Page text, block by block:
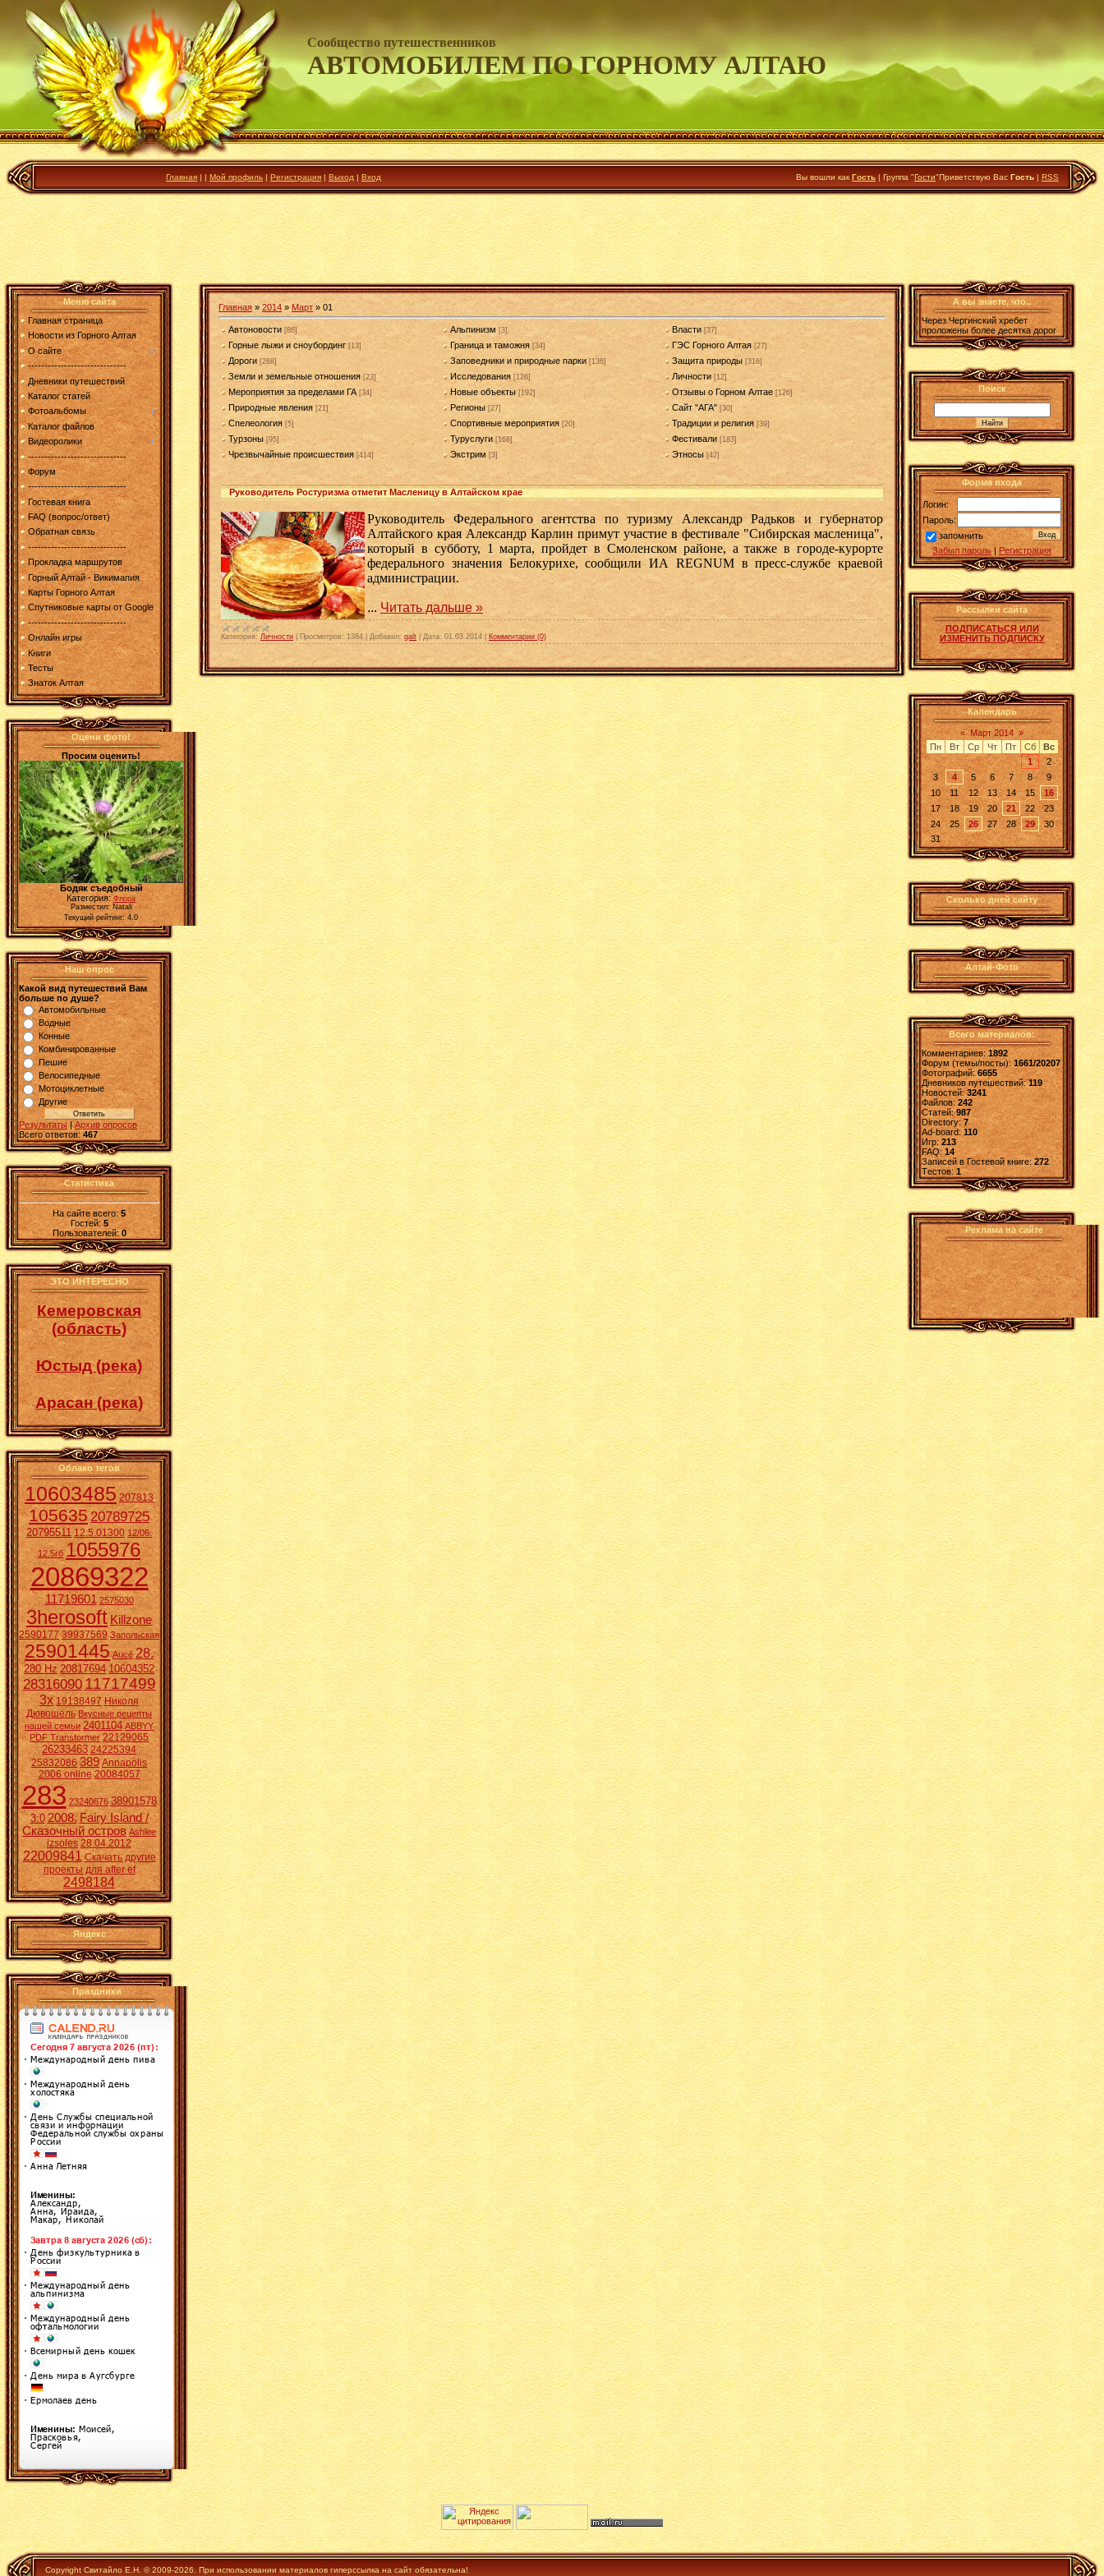
Сообщество путешественников
АВТОМОБИЛЕМ ПО ГОРНОМУ АЛТАЮ
Главная | | Мой профиль | Регистрация | Выход | Вход Вы вошли как Гость | Группа "Гости"Приветствую Вас Гость | RSS
Меню сайта
Главная страница
Новости из Горного Алтая
О сайте
------------------------------
Дневники путешествий
Каталог статей
Фотоальбомы
Каталог файлов
Видеоролики
------------------------------
Форум
------------------------------
Гостевая книга
FAQ (вопрос/ответ)
Обратная связь
------------------------------
Прокладка маршрутов
Горный Алтай - Викимапия
Карты Горного Алтая
Спутниковые карты от Google
------------------------------
Онлайн игры
Книги
Тесты
Знаток Алтая
Оцени фото!
Просим оценить!
Бодяк съедобный
Категория:Флора
Разместил: Natali
Текущий рейтинг: 4.0
Наш опрос
Какой вид путешествий Вам
больше по душе?
Автомобильные
Водные
Конные
Комбинированные
Пешие
Велосипедные
Мотоциклетные
Другие
Результаты |Архив опросов
Всего ответов: 467
Статистика
На сайте всего:5
Гостей:5
Пользователей: 0
ЭТО ИНТЕРЕСНО
Кемеровская
(область)
Юстыд (река)
Арасан (река)
Облако тегов
10603485 207813
10563520789725
20795511 12.5.01300 12/06.
12.5гб 1055976
20869322
11719601 2575030
3herosoft Killzone
2590177 39937569 Запольская
25901445 Aucē 28.
280 Hz 20817694 10604352
2831609011717499
3x 19138497 Николя
Дювошель Вкусные рецепты
нашей семьи 2401104 ABBYY
PDF Transformer 22129065
26233463 24225394
25832086 389 Annapolis
2006 online 20084057
283 23240676 38901578
3:0 2008. Fairy Island /
Сказочный остров Ashlee
izsoles 28.04.2012
22009841 Скачать другие
проекты для after ef
2498184
Яндекс
Праздники
Главная » 2014 » Март » 01
Автоновости [86] Альпинизм [3] Власти [37]
Горные лыжи и сноубординг [13] Граница и таможня [34] ГЭС Горного Алтая [27]
Дороги [268] Заповедники и природные парки [136] Защита природы [316]
Земли и земельные отношения [23] Исследования [126] Личности [12]
Мероприятия за пределами ГА [34] Новые объекты [192] Отзывы о Горном Алтае [126]
Природные явления [21] Регионы [27] Сайт "АГА" [30]
Спелеология [5] Спортивные мероприятия [20] Традиции и религия [39]
Турзоны [95] Туруслуги [168] Фестивали [183]
Чрезвычайные происшествия [414] Экстрим [3] Этносы [42]
Руководитель Ростуризма отметит Масленицу в Алтайском крае
Руководитель Федерального агентства по туризму Александр Радьков и губернатор
Алтайского края Александр Карлин примут участие в фестивале "Сибирская масленица",
который в субботу, 1 марта, пройдет в Смоленском районе, а также в городе-курорте
федерального значения Белокурихе, сообщили ИА REGNUM в пресс-службе краевой
администрации.
... Читать дальше »
Категория: Личности Просмотров: 1384 Добавил: galt Дата: 01.03.2014 Комментарии (0)
А вы знаете, что..
Через Чергинский хребет
проложены более десятка дорог
Поиск
Форма входа
Логин:
Пароль:
запомнить
Забыл пароль | Регистрация
Рассылки сайта
ПОДПИСАТЬСЯ ИЛИ
ИЗМЕНИТЬ ПОДПИСКУ
Календарь
« Март 2014 »
Пн
Вт Ср Чт Пт Сб
Вс
1
2
3
4 5 6 7 8
9
10
11 12 13 14 15
16
17
18 19 20 21 22
23
24
25 26 27 28 29
30
31
Сколько дней сайту
Алтай-Фото
Всего материалов:
Комментариев: 1892
Форум (темы/посты):1661/20207
Фотографий:6655
Дневников путешествий:119
Новостей:3241
Файлов: 242
Статей:987
Directory: 7
Ad-board:110
Игр: 213
FAQ:14
Записей в Гостевой книге:272
Tестов: 1
Реклама на сайте
Copyright Свитайло Е.Н. © 2009-2026. При использовании материалов гиперссылка на сайт обязательна!